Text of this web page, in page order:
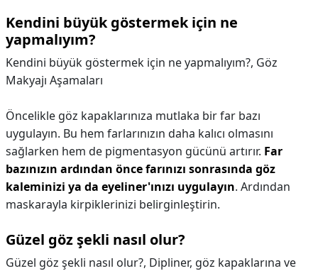
Kendini büyük göstermek için ne
yapmalıyım?
Kendini büyük göstermek için ne yapmalıyım?, Göz
Makyajı Aşamaları
Öncelikle göz kapaklarınıza mutlaka bir far bazı
uygulayın. Bu hem farlarınızın daha kalıcı olmasını
sağlarken hem de pigmentasyon gücünü artırır. Far
bazınızın ardından önce farınızı sonrasında göz
kaleminizi ya da eyeliner'ınızı uygulayın. Ardından
maskarayla kirpiklerinizi belirginleştirin.
Güzel göz şekli nasıl olur?
Güzel göz şekli nasıl olur?, Dipliner, göz kapaklarına ve